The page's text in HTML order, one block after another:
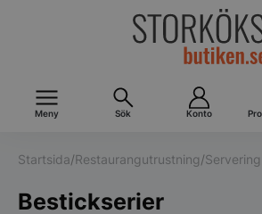
Meny Sök Konto
Startsida/Restaurangutrustning/
Bestickserier